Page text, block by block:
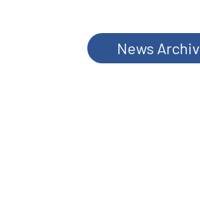
News Archiv